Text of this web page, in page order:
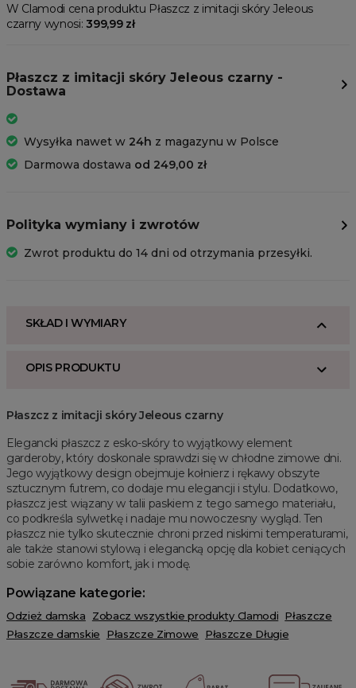
W Clamodi cena produktu Płaszcz z imitacji skóry Jeleous
czarny wynosi:399,99 zł
Płaszcz z imitacji skóry Jeleous czarny -
Dostawa
Wysyłka nawet w 24h z magazynu w Polsce
Darmowa dostawa od 249,00 zł
Polityka wymiany i zwrotów
Zwrot produktu do 14 dni od otrzymania przesyłki.
SKŁAD I WYMIARY
OPIS PRODUKTU
Płaszcz z imitacji skóry Jeleous czarny
Elegancki płaszcz z esko-skóry to wyjątkowy element
garderoby, który doskonale sprawdzi się w chłodne zimowe dni.
Jego wyjątkowy design obejmuje kołnierz i rękawy obszyte
sztucznym futrem, co dodaje mu elegancji i stylu. Dodatkowo,
płaszcz jest wiązany w talii paskiem z tego samego materiału,
co podkreśla sylwetkę i nadaje mu nowoczesny wygląd. Ten
płaszcz nie tylko skutecznie chroni przed niskimi temperaturami,
ale także stanowi stylową i elegancką opcję dla kobiet ceniących
sobie zarówno komfort, jak i modę.
Powiązane kategorie:
Odzież damska Zobacz wszystkie produkty Clamodi Płaszcze
Płaszcze damskie
Płaszcze Zimowe Płaszcze Długie